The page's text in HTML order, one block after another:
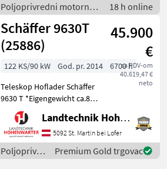
Poljoprivredni motorni
strojevi / Motokultivatori
i motorne freze
18 h online
Schäffer 9630T
(25886)
45.900
€
sa PDV-om
40.619,47 €
neto
122 KS/90 kW God. pr. 2014
6700 h
Teleskop Hoflader Schäffer
9630 T *Eigengewicht ca.8 t
*Bereifung 400/55-22, 5
*Kipplast 4200 kg
*Radstand 2.52 m
*Fahrgeschwindigkeit 20
km/h *Wenderadius innen
Landtechnik Hohenwarter GmbH
5092 St. Martin bei Lofer
Poljoprivredni
motorni
Premium Gold trgovac